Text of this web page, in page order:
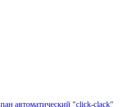
автоматический "click-clack"